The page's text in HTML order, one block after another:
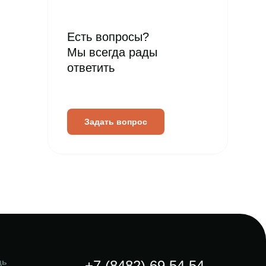
Есть вопросы?
Мы всегда рады
ответить
Задать вопрос